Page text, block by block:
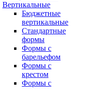
Вертикальные
Бюджетные
вертикальные
Стандартные
формы
Формы с
барельефом
Формы с
крестом
Формы с